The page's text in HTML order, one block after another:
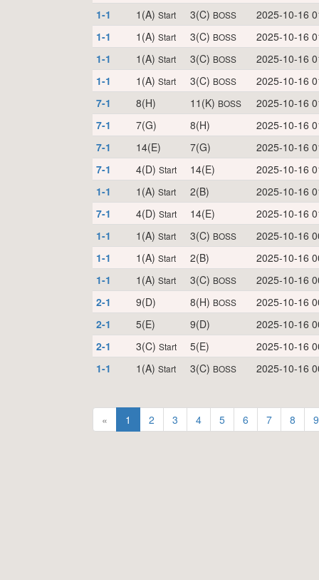
1-1
1(A) Start 3(C) BOSS
2025-10-16
1-1
1(A) Start 3(C) BOSS
2025-10-16
1-1
1(A) Start 3(C) BOSS
2025-10-16
1-1
1(A) Start 3(C) BOSS
2025-10-16
7-1
8(H) 11(K) BOSS
2025-10-16
7-1
7(G) 8(H)
2025-10-16
7-1
14(E) 7(G)
2025-10-16
7-1
4(D) Start 14(E)
2025-10-16
1-1
1(A) Start 2(B)
2025-10-16
7-1
4(D) Start 14(E)
2025-10-16
1-1
1(A) Start 3(C) BOSS
2025-10-16
1-1
1(A) Start 2(B)
2025-10-16
1-1
1(A) Start 3(C) BOSS
2025-10-16
2-1
9(D) 8(H) BOSS
2025-10-16
2-1
5(E) 9(D)
2025-10-16
2-1
3(C) Start 5(E)
2025-10-16
1-1
1(A) Start 3(C) BOSS 2025-10-16
« 1 2 3 4 5 6 7 8 9